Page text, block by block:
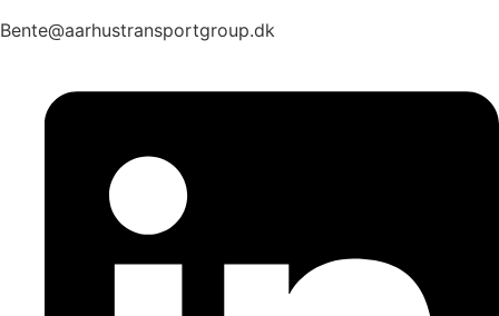
Bente@aarhustransportgroup.dk